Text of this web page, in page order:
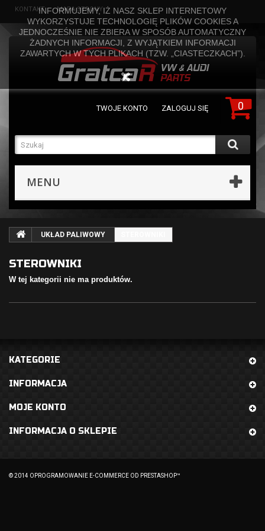
INFORMUJEMY, IŻ NASZ SKLEP INTERNETOWY
WYKORZYSTUJE TECHNOLOGIĘ PLIKÓW COOKIES A
JEDNOCZEŚNIE NIE ZBIERA W SPOSÓB AUTOMATYCZNY
ŻADNYCH INFORMACJI, Z WYJĄTKIEM INFORMACJI
ZAWARTYCH W TYCH PLIKACH (TZW. „CIASTECZKACH”).
KONTAKT MAPA STRONY
0
TWOJE KONTO ZALOGUJ SIĘ
MENU
UKŁAD PALIWOWY
STEROWNIKI
W tej kategorii nie ma produktów.
KATEGORIE
INFORMACJA
© 2014 OPROGRAMOWANIE E-COMMERCE OD PRESTASHOP™
MOJE KONTO
INFORMACJA O SKLEPIE